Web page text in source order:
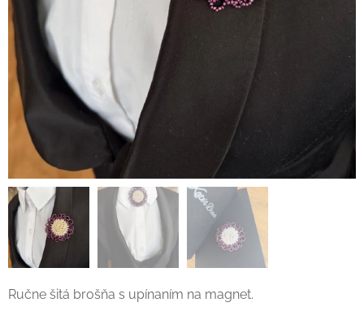
Ručne šitá brošňa s upínaním na magnet.